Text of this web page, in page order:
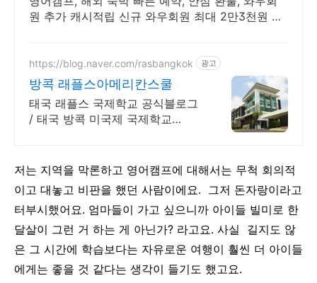
원 추가 캐시적립 신규 와우회원 최대 2만3천원 쿠
https://blog.naver.com/rasbangkok 광고
방콕 래플스아메리칸스쿨
태국 래플스 국제학교 공식블로그
/ 태국 방콕 미국제 국제학교
저는 지역을 막론하고 영어캠프에 대해서는 무척 회의적
이고 대놓고 비판을 했던 사람이에요. 그저 돈자랑이라고
터부시했어요. 엄마들이 가고 싶으니까 아이들 빌미로 한
달살이 그런 거 하는 게 아닌가? 라고요. 사실 길지도 않
은 그 시간에 학습보다는 자유로운 여행이 훨씬 더 아이들
에게는 좋을 것 같다는 생각이 들기도 했고요.